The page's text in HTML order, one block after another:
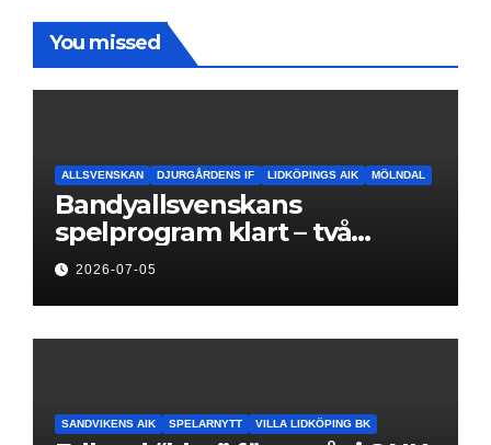
You missed
ALLSVENSKAN DJURGÅRDENS IF LIDKÖPINGS AIK MÖLNDAL
Bandyallsvenskans
spelprogram klart – två
föreningar jagar sin
elitseriesäsong
2026-07-05
SANDVIKENS AIK SPELARNYTT VILLA LIDKÖPING BK